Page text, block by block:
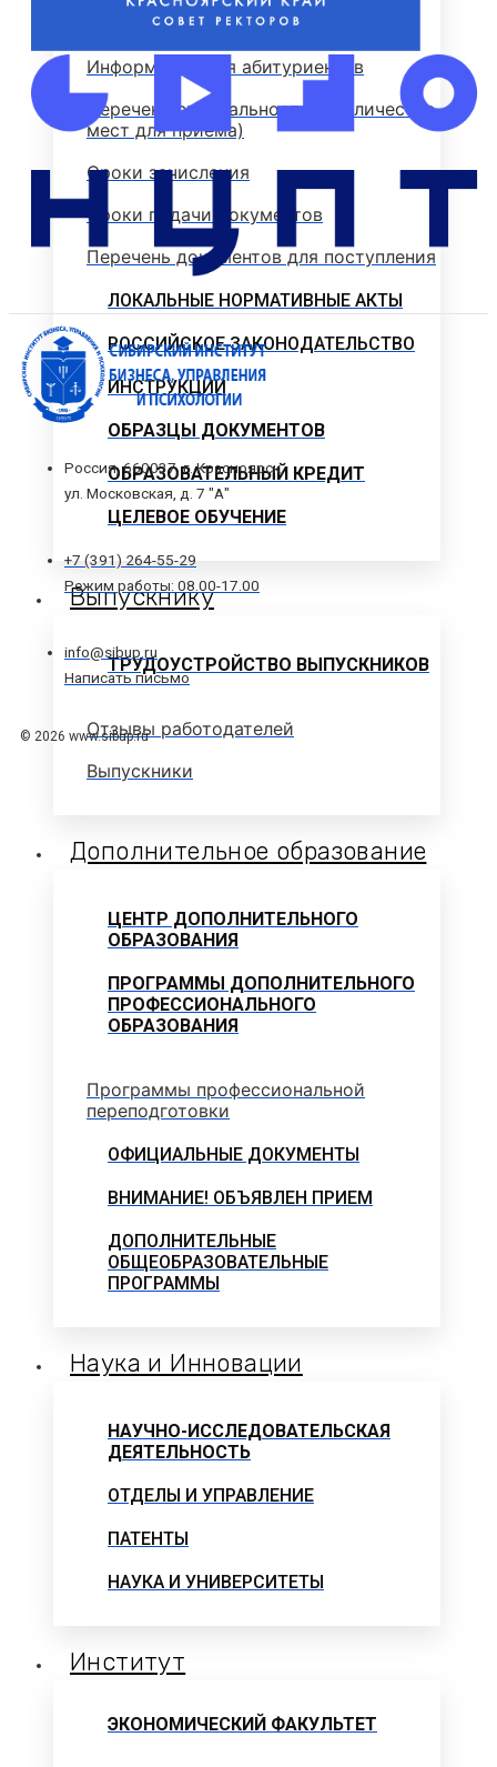
Стоимость обучения
Информация для абитуриентов
Перечень специальностей (количество
мест для приема)
Сроки зачисления
Сроки подачи документов
Перечень документов для поступления
ЛОКАЛЬНЫЕ НОРМАТИВНЫЕ АКТЫ
РОССИЙСКОЕ ЗАКОНОДАТЕЛЬСТВО
ИНСТРУКЦИИ
ОБРАЗЦЫ ДОКУМЕНТОВ
ОБРАЗОВАТЕЛЬНЫЙ КРЕДИТ
ЦЕЛЕВОЕ ОБУЧЕНИЕ
Выпускнику
ТРУДОУСТРОЙСТВО ВЫПУСКНИКОВ
Отзывы работодателей
Выпускники
Дополнительное образование
ЦЕНТР ДОПОЛНИТЕЛЬНОГО
ОБРАЗОВАНИЯ
ПРОГРАММЫ ДОПОЛНИТЕЛЬНОГО
ПРОФЕССИОНАЛЬНОГО
ОБРАЗОВАНИЯ
Программы профессиональной
переподготовки
ОФИЦИАЛЬНЫЕ ДОКУМЕНТЫ
ВНИМАНИЕ! ОБЪЯВЛЕН ПРИЕМ
ДОПОЛНИТЕЛЬНЫЕ
ОБЩЕОБРАЗОВАТЕЛЬНЫЕ
ПРОГРАММЫ
Наука и Инновации
НАУЧНО-ИССЛЕДОВАТЕЛЬСКАЯ
ДЕЯТЕЛЬНОСТЬ
ОТДЕЛЫ И УПРАВЛЕНИЕ
ПАТЕНТЫ
НАУКА И УНИВЕРСИТЕТЫ
Институт
ЭКОНОМИЧЕСКИЙ ФАКУЛЬТЕТ
Россия, 660037, г. Красноярск,
ул. Московская, д. 7 "А"
+7 (391) 264-55-29
Режим работы: 08.00-17.00
info@sibup.ru
Написать письмо
© 2026 www.sibup.ru